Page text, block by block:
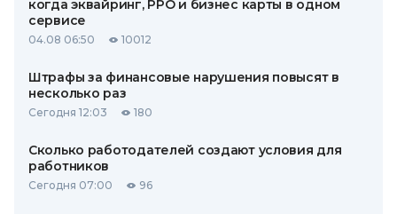
когда эквайринг, РРО и бизнес карты в одном
сервисе
04.08 06:50 10012
Штрафы за финансовые нарушения повысят в
несколько раз
Сегодня 12:03 180
Сколько работодателей создают условия для
работников
Сегодня 07:00 96